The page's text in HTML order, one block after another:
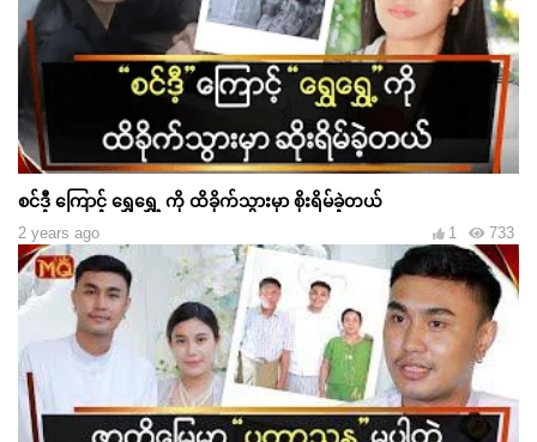
စင်ဒီ့ ကြောင့် ရွှေရွှေ့ ကို ထိခိုက်သွားမှာ စိုးရိမ်ခဲ့တယ်
2 years ago 733
1